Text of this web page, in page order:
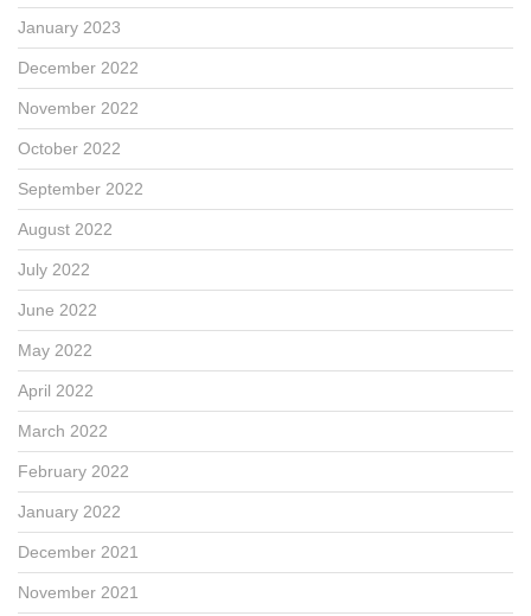
January 2023
December 2022
November 2022
October 2022
September 2022
August 2022
July 2022
June 2022
May 2022
April 2022
March 2022
February 2022
January 2022
December 2021
November 2021